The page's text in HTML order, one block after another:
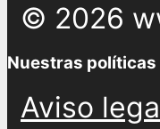
© 2026
Nuestras políticas
Aviso